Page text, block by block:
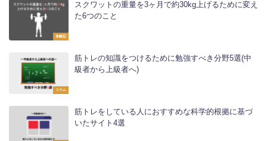
体験記
スクワットの重量を3ヶ月で約30kg上げるために変え
た6つのこと
コラム
筋トレの知識をつけるために勉強すべき分野5選(中
級者から上級者へ)
筋トレをしている人におすすめな科学的根拠に基づ
いたサイト4選